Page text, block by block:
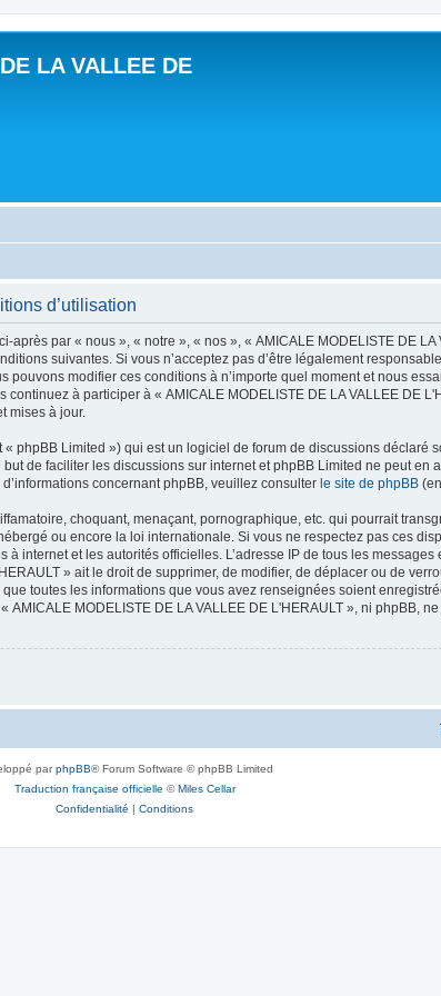
LA VALLEE DE
d’utilisation
par « nous », « notre », « nos », « AMICALE MODELISTE DE LA
suivantes. Si vous n’acceptez pas d’être légalement
pouvons modifier ces conditions à n’importe quel moment et nous
à participer à « AMICALE MODELISTE DE LA VALLEE DE
mises à jour.
phpBB Limited ») qui est un logiciel de forum de discussions déclaré
de faciliter les discussions sur internet et phpBB Limited ne peut en
concernant phpBB, veuillez consulter le site de phpBB
choquant, menaçant, pornographique, etc. qui pourrait
ou encore la loi internationale. Si vous ne respectez pas ces
internet et les autorités officielles. L’adresse IP de tous les
» ait le droit de supprimer, de modifier, de déplacer ou de
toutes les informations que vous avez renseignées soient
MODELISTE DE LA VALLEE DE L'HERAULT », ni phpBB,
parphpBB® Forum Software © phpBB Limited
Traduction française officielle ©Miles Cellar
Confidentialité | Conditions